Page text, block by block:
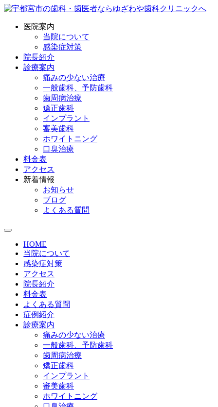
医院案内
当院について
感染症対策
院長紹介
診療案内
痛みの少ない治療
一般歯科、予防歯科
歯周病治療
矯正歯科
インプラント
審美歯科
ホワイトニング
口臭治療
料金表
アクセス
新着情報
お知らせ
ブログ
よくある質問
HOME
当院について
感染症対策
アクセス
院長紹介
料金表
よくある質問
症例紹介
診療案内
痛みの少ない治療
一般歯科、予防歯科
歯周病治療
矯正歯科
インプラント
審美歯科
ホワイトニング